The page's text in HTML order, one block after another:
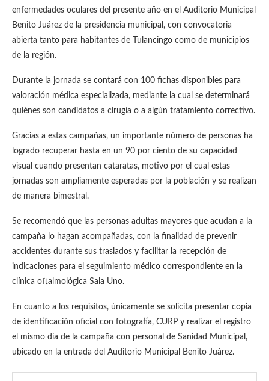
enfermedades oculares del presente año en el Auditorio Municipal
Benito Juárez de la presidencia municipal, con convocatoria
abierta tanto para habitantes de Tulancingo como de municipios
de la región.
Durante la jornada se contará con 100 fichas disponibles para
valoración médica especializada, mediante la cual se determinará
quiénes son candidatos a cirugía o a algún tratamiento correctivo.
Gracias a estas campañas, un importante número de personas ha
logrado recuperar hasta en un 90 por ciento de su capacidad
visual cuando presentan cataratas, motivo por el cual estas
jornadas son ampliamente esperadas por la población y se realizan
de manera bimestral.
Se recomendó que las personas adultas mayores que acudan a la
campaña lo hagan acompañadas, con la finalidad de prevenir
accidentes durante sus traslados y facilitar la recepción de
indicaciones para el seguimiento médico correspondiente en la
clínica oftalmológica Sala Uno.
En cuanto a los requisitos, únicamente se solicita presentar copia
de identificación oficial con fotografía, CURP y realizar el registro
el mismo día de la campaña con personal de Sanidad Municipal,
ubicado en la entrada del Auditorio Municipal Benito Juárez.